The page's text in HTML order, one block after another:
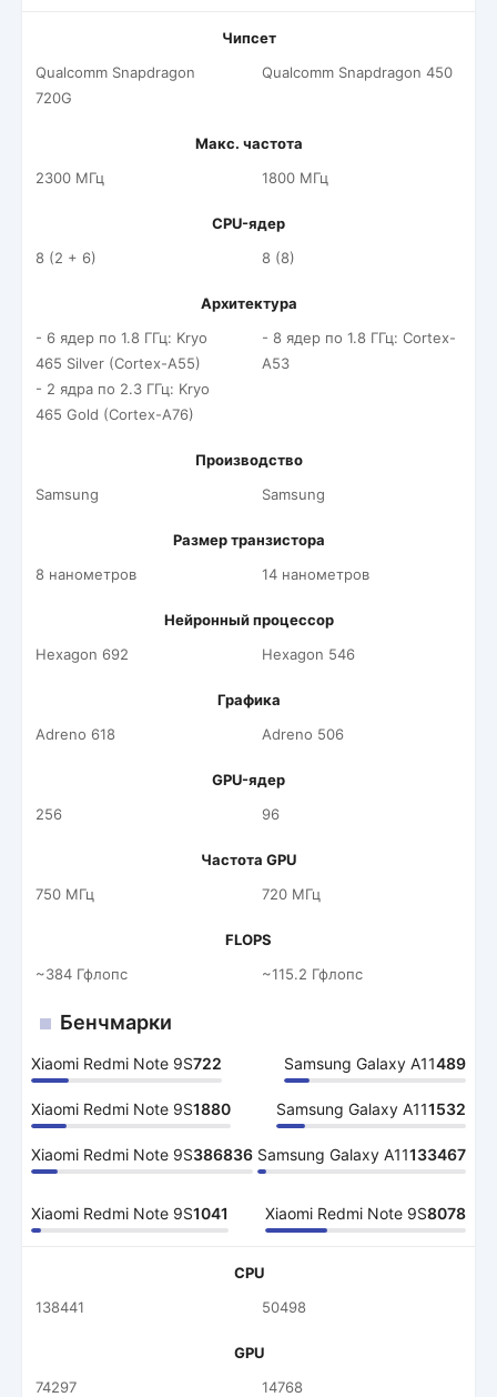
Чипсет
Qualcomm Snapdragon
720G
Qualcomm Snapdragon 450
Макс. частота
2300 МГц
1800 МГц
CPU-ядер
8 (2 + 6)
8 (8)
Архитектура
- 6 ядер по 1.8 ГГц: Kryo
465 Silver (Cortex-A55)
- 2 ядра по 2.3 ГГц: Kryo
465 Gold (Cortex-A76)
- 8 ядер по 1.8 ГГц: Cortex-
A53
Производство
Samsung
Samsung
Размер транзистора
8 нанометров
14 нанометров
Нейронный процессор
Hexagon 692
Hexagon 546
Графика
Adreno 618
Adreno 506
GPU-ядер
256
96
Частота GPU
750 МГц
720 МГц
FLOPS
~384 Гфлопс
~115.2 Гфлопс
Бенчмарки
Xiaomi Redmi Note 9S722 Samsung Galaxy A11489
Xiaomi Redmi Note 9S1880 Samsung Galaxy A111532
Xiaomi Redmi Note 9S386836 Samsung Galaxy A11133467
Xiaomi Redmi Note 9S1041 Xiaomi Redmi Note 9S8078
CPU
138441
50498
GPU
74297
14768